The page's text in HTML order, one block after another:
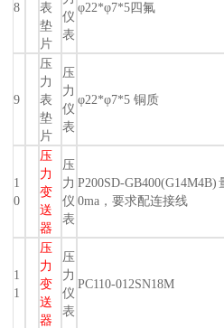
8
表
垫
片
仪
表
φ22*φ7*5四氟
9
压
力
表
垫
片
压
力
仪
表
φ22*φ7*5 铜质
1
0
压
力
变
送
器
压
力
仪
表
P200SD-
0ma，要求配连接线
1
1
压
力
变
送
器
压
力
仪
表
PC110-012SN18M